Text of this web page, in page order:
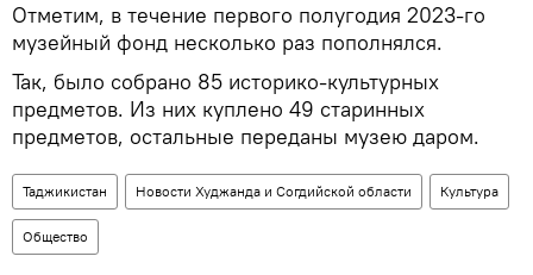
Отметим, в течение первого полугодия 2023-го
музейный фонд несколько раз пополнялся.
Так, было собрано 85 историко-культурных
предметов. Из них куплено 49 старинных
предметов, остальные переданы музею даром.
Таджикистан Новости Худжанда и Согдийской области Культура
Общество